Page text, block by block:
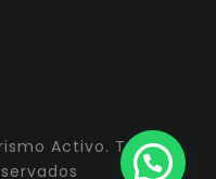
Activo. Todos